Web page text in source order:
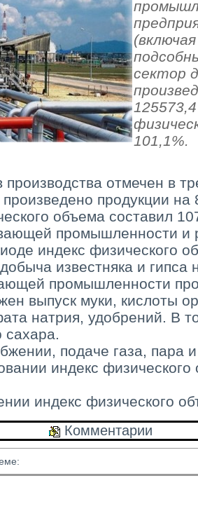
сектор
101,1%.
производства отмечен в
произведено продукции
объема составил
промышленности и
индекс физического
известняка и гипса
промышленности
выпуск муки, кислоты
натрия, удобрений. В
сахара.
подаче газа, пара
индекс
индекс физического
Комментарии